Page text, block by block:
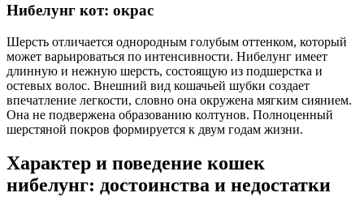
Нибелунг кот: окрас
Шерсть отличается однородным голубым оттенком, который
может варьироваться по интенсивности. Нибелунг имеет
длинную и нежную шерсть, состоящую из подшерстка и
остевых волос. Внешний вид кошачьей шубки создает
впечатление легкости, словно она окружена мягким сиянием.
Она не подвержена образованию колтунов. Полноценный
шерстяной покров формируется к двум годам жизни.
Характер и поведение кошек
нибелунг: достоинства и недостатки